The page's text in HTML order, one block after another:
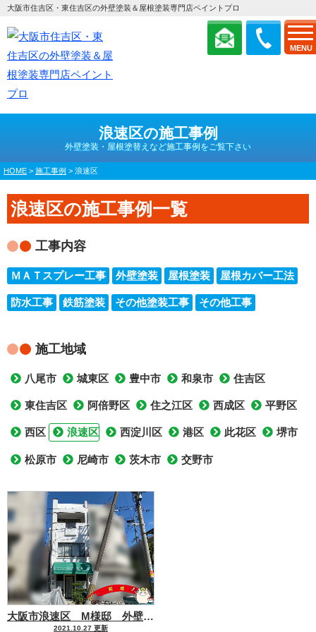
MENU
大阪市住吉区・東住吉区の外壁塗装＆屋根塗装専門店ペイントプロ
浪速区の施工事例
外壁塗装・屋根塗替えなど施工事例をご覧下さい
HOME > 施工事例 > 浪速区
浪速区の施工事例一覧
工事内容
ＭＡＴスプレー工事 外壁塗装 屋根塗装 屋根カバー工法
防水工事 鉄筋塗装 その他塗装工事 その他工事
施工地域
八尾市 城東区 豊中市 和泉市 住吉区
東住吉区 阿倍野区 住之江区 西成区 平野区
西区 浪速区 西淀川区 港区 此花区 堺市
松原市 尼崎市 茨木市 交野市
大阪市浪速区 M様邸 外壁塗装工事
2021.10.27 更新